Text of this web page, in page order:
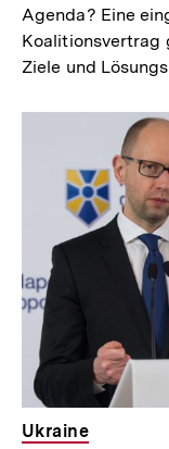
Agenda? Eine
Koalitionsvertrag
Ziele und
Ukraine